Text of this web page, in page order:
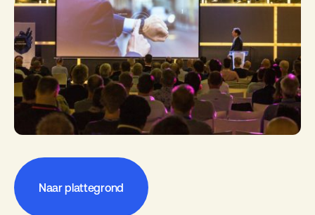
Naar plattegrond